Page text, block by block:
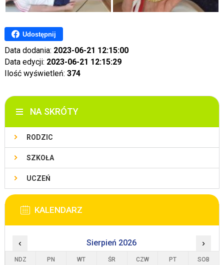
Udostępnij
Data dodania: 2023-06-21 12:15:00
Data edycji: 2023-06-21 12:15:29
Ilość wyświetleń: 374
NA SKRÓTY
RODZIC
SZKOŁA
UCZEŃ
KALENDARZ
‹ Sierpień 2026 ›
NDZ PN WT ŚR CZW PT SOB